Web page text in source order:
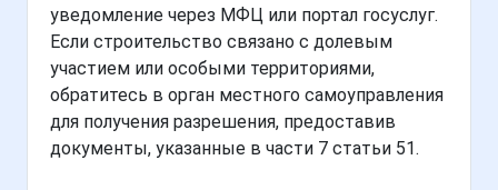
уведомление через МФЦ или портал госуслуг.
Если строительство связано с долевым
участием или особыми территориями,
обратитесь в орган местного самоуправления
для получения разрешения, предоставив
документы, указанные в части 7 статьи 51.